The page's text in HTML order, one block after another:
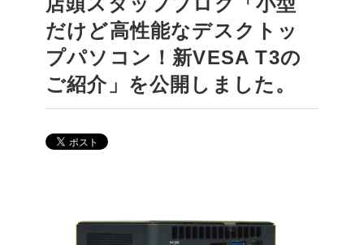
だけど高性能なデスクトッ
プパソコン！新VESA T3の
ご紹介」を公開しました。